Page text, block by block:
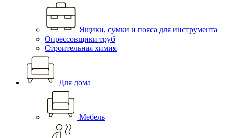
Ящики, сумки и пояса для инструмента
Опрессовщики труб
Строительная химия
Для дома
Мебель